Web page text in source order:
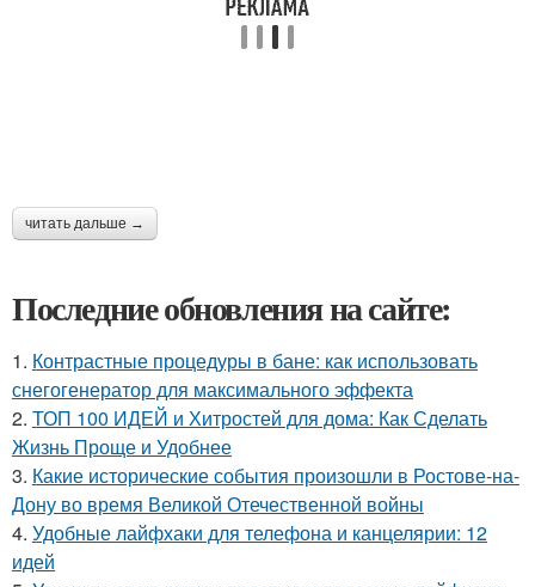
читать дальше →
Последние обновления на сайте:
1. Контрастные процедуры в бане: как использовать
снегогенератор для максимального эффекта
2. ТОП 100 ИДЕЙ и Хитростей для дома: Как Сделать
Жизнь Проще и Удобнее
3. Какие исторические события произошли в Ростове-на-
Дону во время Великой Отечественной войны
4. Удобные лайфхаки для телефона и канцелярии: 12
идей